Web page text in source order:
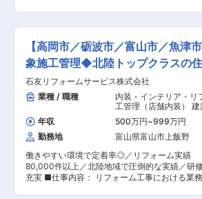
せ等や住宅リフォームを検討されているお客様
対し、現地調査／提案／見積もり／契約／引き
し後のフォローまで、一貫してお任せします。
ョールームでは、LDKの動線が解るブースを展
しており、どのような悩みも解決できるヒントを
きっと見つけて頂ける空間提案になっておりま
す。 ■当ポジションの特徴： ◇入社後は先輩社
員から丁寧に教育・指導を行いますのでご安心
ださい。 ◇家づくりやリフォームというのは、
事の後に「もっとこうしておけばよかった」とい
うのが難しいです。そのため、提案や受注の段階
でお客様の声やご希望を良く聞いていることがと
ても大切です。 ■当社について： ◎《石友ホー
ムグループの一員》グループの総合力を活かし
て、富山／石川／福井／埼玉を中心とした地域
根差した、総合住宅環境サービスを提供してい
【高岡市／砺波市／富山市／魚
象施工管理◆北陸トップクラスの
社
石友リフォームサービス株式会社
業種 / 職種
内装・インテリア・リ
工管理（店舗内装） 建
宅内装・リフォーム・
年収 500万円~999万円
勤務地
富山県富山市上飯野
働きやすい環境で定着率◎／リフォーム実績
80,000件以上／北陸地域で圧倒的な実績／研
充実 ■仕事内容： リフォーム工事における業務